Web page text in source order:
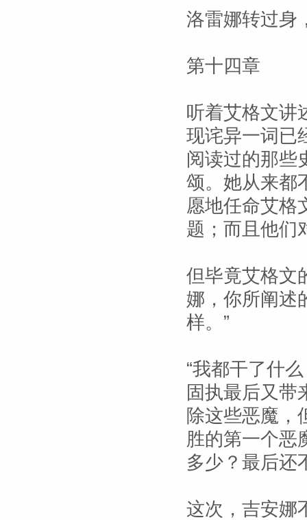
洛雷娜转过身
第十四章
听着艾格文讲
现诧异一词已
阅读过的那些
颂。她从来都
愿地任命艾格
题；而且他们
但毕竟艾格文
娜，你所阐述
样。”
“我都干了什
固执最后又带
除这些恶魔，
胜的第一个恶
多少？最后还
这次，吉安娜